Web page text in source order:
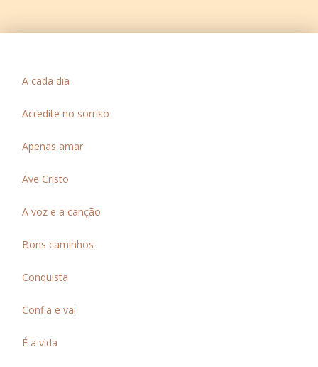
A cada dia
Acredite no sorriso
Apenas amar
Ave Cristo
A voz e a canção
Bons caminhos
Conquista
Confia e vai
É a vida